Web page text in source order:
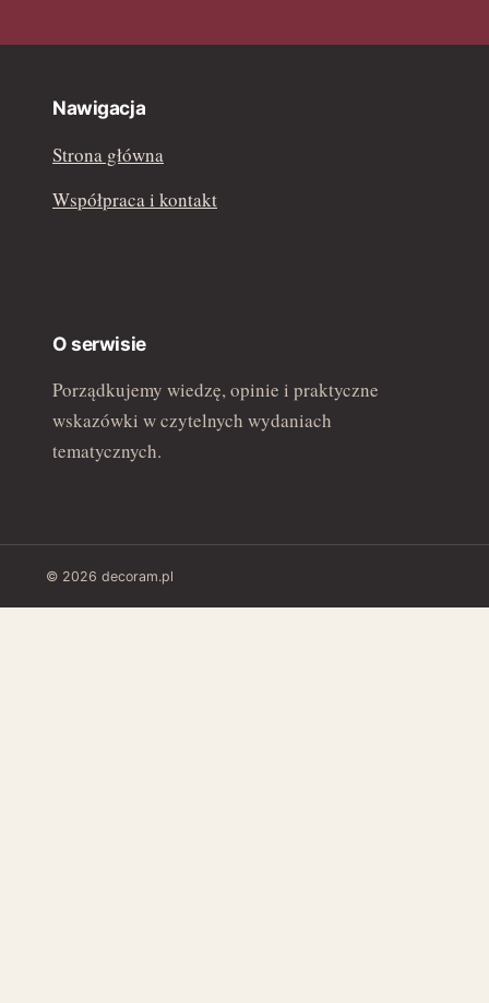
Nawigacja
Strona główna
Współpraca i kontakt
O serwisie
Porządkujemy wiedzę, opinie i praktyczne
wskazówki w czytelnych wydaniach
tematycznych.
© 2026 decoram.pl